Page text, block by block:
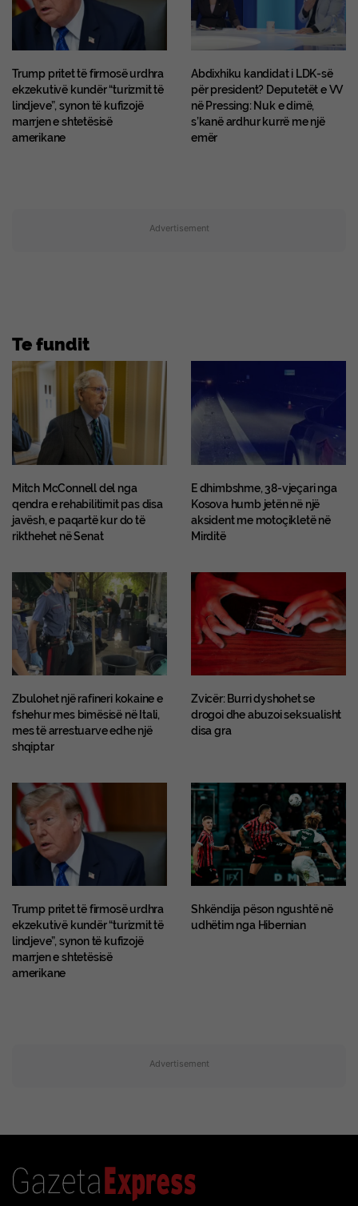
Trump pritet të firmosë urdhra
ekzekutivë kundër “turizmit të
lindjeve”, synon të kufizojë
marrjen e shtetësisë
amerikane
Abdixhiku kandidat i LDK-së
për president? Deputetët e VV
në Pressing: Nuk e dimë,
s’kanë ardhur kurrë me një
emër
Advertisement
Te fundit
Mitch McConnell del nga
qendra e rehabilitimit pas disa
javësh, e paqartë kur do të
rikthehet në Senat
E dhimbshme, 38-vjeçari nga
Kosova humb jetën në një
aksident me motoçikletë në
Mirditë
Zbulohet një rafineri kokaine e
fshehur mes bimësisë në Itali,
mes të arrestuarve edhe një
shqiptar
Zvicër: Burri dyshohet se
drogoi dhe abuzoi seksualisht
disa gra
Trump pritet të firmosë urdhra
ekzekutivë kundër “turizmit të
lindjeve”, synon të kufizojë
marrjen e shtetësisë
amerikane
Shkëndija pëson ngushtë në
udhëtim nga Hibernian
Advertisement